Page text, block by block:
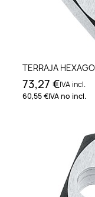
TERRAJA
73,27 €IVA incl.
60,55 €IVA no incl.